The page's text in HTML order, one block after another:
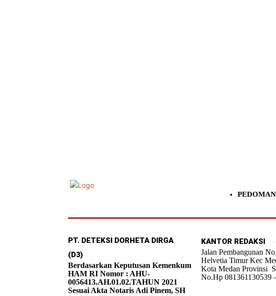
PT. DETEKSI DORHETA DIRGA
(D3)
Berdasarkan Keputusan Kemenkum
HAM RI Nomor : AHU-
0056413.AH.01.02.TAHUN 2021
Sesuai Akta Notaris Adi Pinem, SH
KANTOR REDAKSI
Jalan Pembangunan
Helvetia Timur Kec
Kota Medan Provinsi
No.Hp 081361130539